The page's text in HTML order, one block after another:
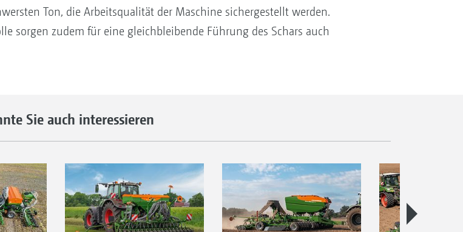
Ton, die Arbeitsqualität der Maschine sichergestellt werden.
sorgen zudem für eine gleichbleibende Führung des Schars auch
Sie auch interessieren